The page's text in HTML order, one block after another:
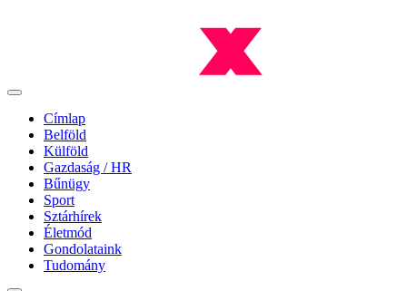
Címlap
Belföld
Külföld
Gazdaság / HR
Bűnügy
Sport
Sztárhírek
Életmód
Gondolataink
Tudomány